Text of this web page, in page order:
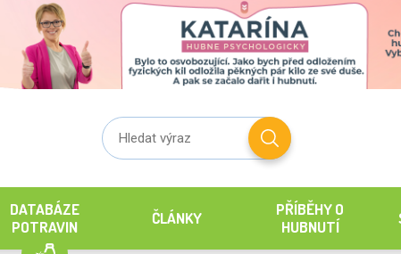
DATABÁZE
POTRAVIN
ČLÁNKY
PŘÍBĚHY O
HUBNUTÍ